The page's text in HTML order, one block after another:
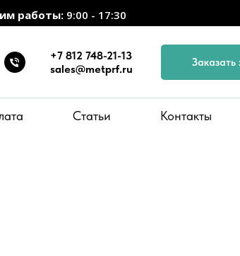
работы: 9:00 - 17:30
+7 812 748-21-13
sales@metprf.ru
Заказать
Статьи Контакты